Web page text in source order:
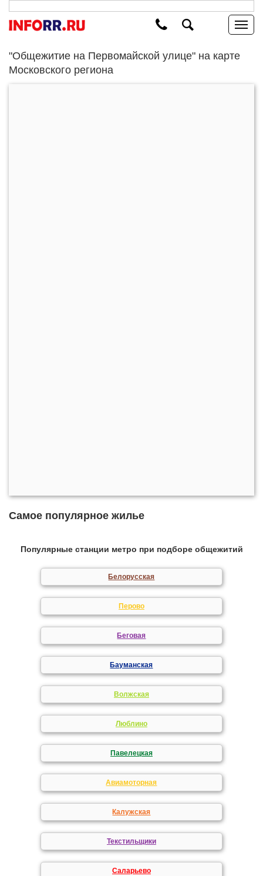
"Общежитие на Первомайской улице" на карте
Московского региона
Самое популярное жилье
Популярные станции метро при подборе общежитий
Белорусская
Перово
Беговая
Бауманская
Волжская
Люблино
Павелецкая
Авиамоторная
Калужская
Текстильщики
Саларьево